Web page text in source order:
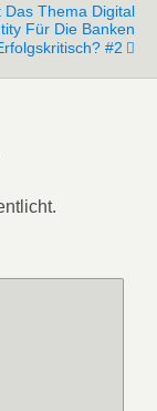
Das Thema Digital
Für Die Banken
#2